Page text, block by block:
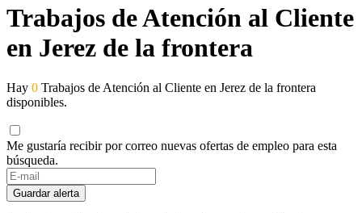
Trabajos de Atención al Cliente
en Jerez de la frontera
Hay 0 Trabajos de Atención al Cliente en Jerez de la frontera
disponibles.
Me gustaría recibir por correo nuevas ofertas de empleo para esta
búsqueda.
Guardar alerta